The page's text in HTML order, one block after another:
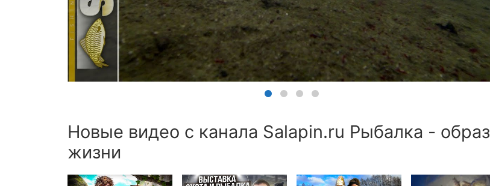
Новые видео с канала Salapin.ru Рыбалка - образ
жизни